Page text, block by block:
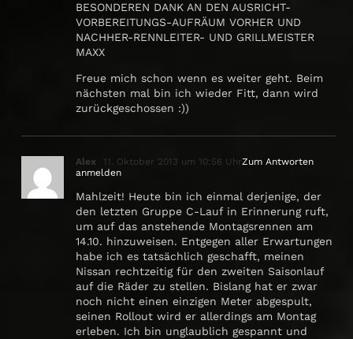
BESONDEREN DANK AN DEN AUSRICHT-
VORBEREITUNGS-AUFRÄUM VORHER UND
NACHHER-RENNLEITER- UND GRILLMEISTER
MAXX
Freue mich schon wenn es weiter geht. Beim
nächsten mal bin ich wieder Fitt, dann wird
zurückgeschossen :))
Alex 11. Oktober 2013 um 10:56 UhrZum Antworten
anmelden
Mahlzeit! Heute bin ich einmal derjenige, der
den letzten Gruppe C-Lauf in Erinnerung ruft,
um auf das anstehende Montagsrennen am
14.10. hinzuweisen. Entgegen aller Erwartungen
habe ich es tatsächlich geschafft, meinen
Nissan rechtzeitig für den zweiten Saisonlauf
auf die Räder zu stellen. Bislang hat er zwar
noch nicht einen einzigen Meter abgespult,
seinen Rollout wird er allerdings am Montag
erleben. Ich bin unglaublich gespannt und